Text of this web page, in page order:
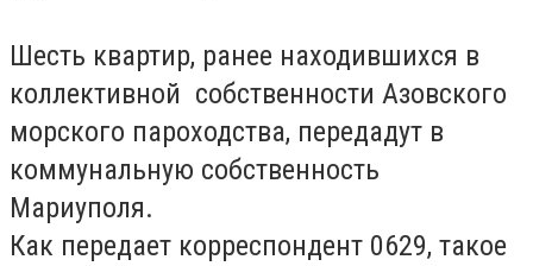
Шесть квартир, ранее находившихся в
коллективной собственности Азовского
морского пароходства, передадут в
коммунальную собственность
Мариуполя.
Как передает корреспондент 0629, такое